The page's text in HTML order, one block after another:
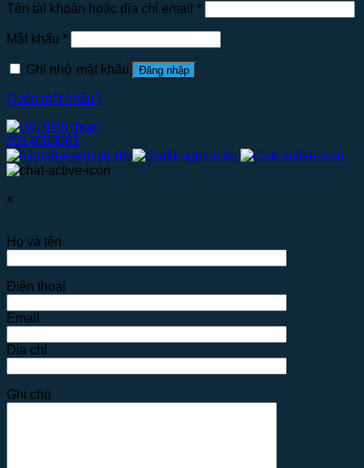
Tên tài khoản hoặc địa chỉ email *
Mật khẩu *
Ghi nhớ mật khẩu Đăng nhập
Quên mật khẩu?
0914000065
×
Họ và tên
Điện thoại
Email
Địa chỉ
Ghi chú